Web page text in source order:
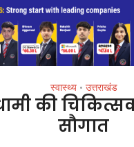
स्वास्थ्य • उत्तराखंड
की
सौगात